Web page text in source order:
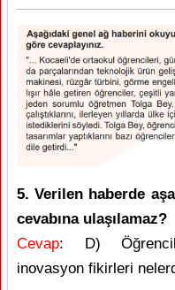
5. Verilen haberde
cevabına ulaşılamaz?
Cevap: D)
inovasyon fikirleri